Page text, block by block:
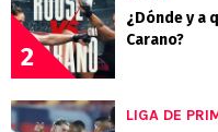
2
¿Dónde y a
Carano?
LIGA DE